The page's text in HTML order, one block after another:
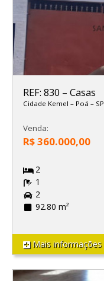
REF: 830 – Casas
Cidade Kemel – Poá – SP
Venda:
R$ 360.000,00
2
1
2
92.80 m²
Mais informações